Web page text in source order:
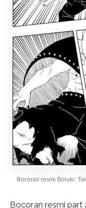
Bocoran resmi Boruto:
Bocoran resmi part